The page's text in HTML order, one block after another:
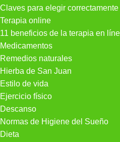
Claves para elegir
Terapia online
11 beneficios de la terapia en
Medicamentos
Remedios naturales
Hierba de San Juan
Estilo de vida
Ejercicio físico
Descanso
Normas de Higiene del Sueño
Dieta